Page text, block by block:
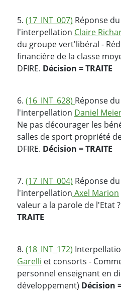
5. (17_INT_007) Réponse
l'interpellation Claire
du groupe vert'libéral -
financière de la classe
DFIRE. Décision = TRAITE
6. (16_INT_628) Réponse
l'interpellation Daniel
Ne pas décourager les
salles de sport propriété
DFIRE. Décision = TRAITE
7. (17_INT_004) Réponse
l'interpellation Axel Marion
valeur a la parole de l'Etat ?
TRAITE
8. (18_INT_172)
Garelli et consorts -
personnel enseignant en
développement) Décision